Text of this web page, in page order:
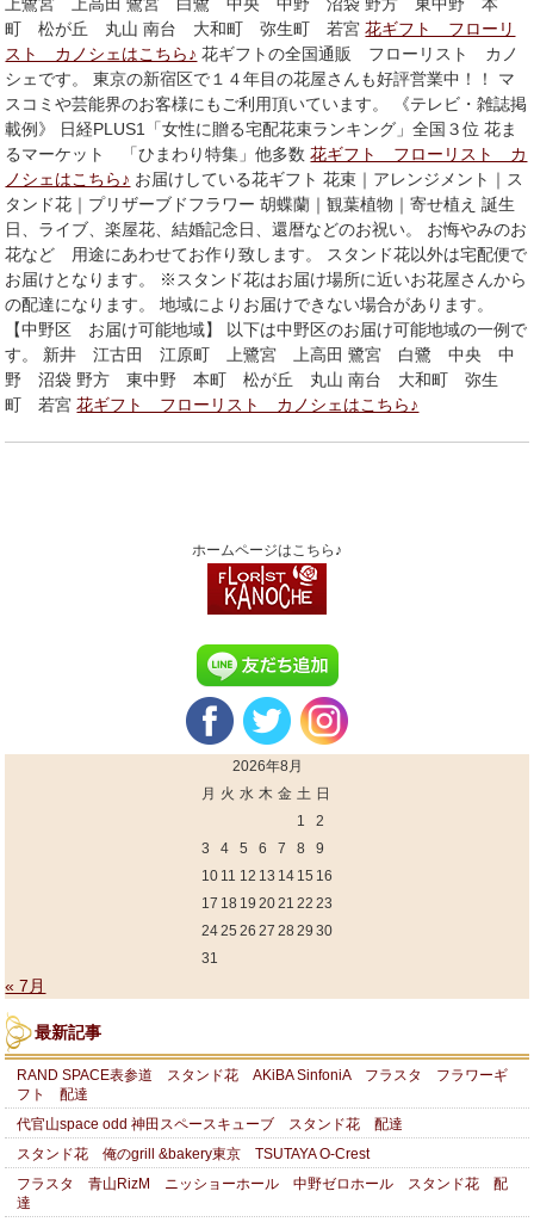
町 松が丘 丸山 南台 大和町 弥生町 若宮花ギフト フローリ
スト カノシェはこちら♪ 花ギフトの全国通販 フローリスト カノ
シェです。 東京の新宿区で１４年目の花屋さんも好評営業中！！ マ
スコミや芸能界のお客様にもご利用頂いています。 《テレビ・雑誌掲
載例》 日経PLUS1「女性に贈る宅配花束ランキング」全国３位 花ま
るマーケット 「ひまわり特集」他多数花ギフト フローリスト カ
ノシェはこちら♪ お届けしている花ギフト 花束｜アレンジメント｜ス
タンド花｜プリザーブドフラワー 胡蝶蘭｜観葉植物｜寄せ植え 誕生
日、ライブ、楽屋花、結婚記念日、還暦などのお祝い。 お悔やみのお
花など 用途にあわせてお作り致します。 スタンド花以外は宅配便で
お届けとなります。 ※スタンド花はお届け場所に近いお花屋さんから
の配達になります。 地域によりお届けできない場合があります。
【中野区 お届け可能地域】 以下は中野区のお届け可能地域の一例で
す。 新井 江古田 江原町 上鷺宮 上高田 鷺宮 白鷺 中央 中
野 沼袋 野方 東中野 本町 松が丘 丸山 南台 大和町 弥生
町 若宮花ギフト フローリスト カノシェはこちら♪
ホームページはこちら♪
2026年8月
月 火 水 木 金 土 日
1
2
3
4 5 6 7 8
9
10 11 12 13 14 15 16
17 18 19 2021 22 23
2425 26 27 28 29 30
31
« 7月
最新記事
RAND SPACE表参道 スタンド花 AKiBA SinfoniA フラスタ フラワーギ
フト 配達
代官山space odd 神田スペースキューブ スタンド花 配達
スタンド花 俺のgrill &bakery東京 TSUTAYA O-Crest
フラスタ 青山RizM ニッショーホール 中野ゼロホール スタンド花 配
達